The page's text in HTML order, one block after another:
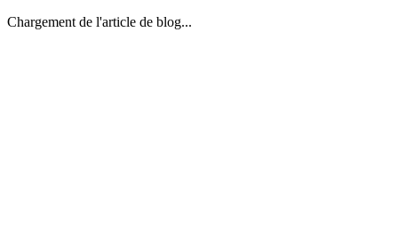
Chargement de l'article de blog...